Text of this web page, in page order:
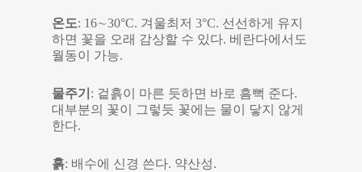
온도: 16∼30°C. 겨울최저 3°C. 선선하게 유지
하면 꽃을 오래 감상할 수 있다. 베란다에서도
월동이 가능.
물주기 : 겉흙이 마른 듯하면 바로 흠뻑 준다.
대부분의 꽃이 그렇듯 꽃에는 물이 닿지 않게
한다.
흙: 배수에 신경 쓴다. 약산성.